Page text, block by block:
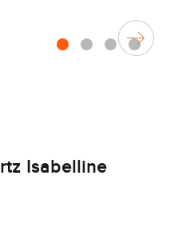
1 2 3 4
Isabelline